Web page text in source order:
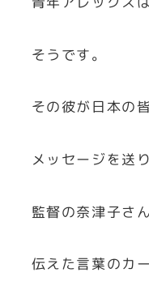
そうです。
その彼が日本の
メッセージを送
監督の奈津子さ
伝えた言葉のカ